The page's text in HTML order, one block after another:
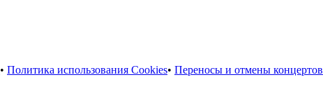
• Политика использования Cookies• Переносы и отмены концертов